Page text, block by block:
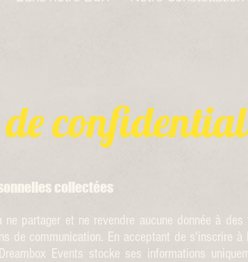
collectées
ne partager et ne revendre aucune donnée à
de communication. En acceptant de s'inscrire à
Events stocke ses informations